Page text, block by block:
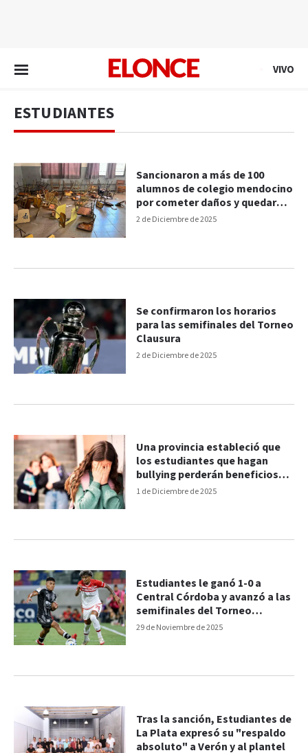
VIVO
ESTUDIANTES
2 de Diciembre de 2025
Sancionaron a más de 100
alumnos de colegio mendocino
por cometer daños y quedaron
libres
2 de Diciembre de 2025
Se confirmaron los horarios
para las semifinales del Torneo
Clausura
1 de Diciembre de 2025
Una provincia estableció que
los estudiantes que hagan
bullying perderán beneficios
económicos
29 de Noviembre de 2025
Estudiantes le ganó 1-0 a
Central Córdoba y avanzó a las
semifinales del Torneo
Clausura
Tras la sanción, Estudiantes de
La Plata expresó su "respaldo
absoluto" a Verón y al plantel